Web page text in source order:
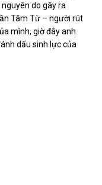
do gây ra
Tâm Từ – người rút
mình, giờ đây anh
dấu sinh lực của